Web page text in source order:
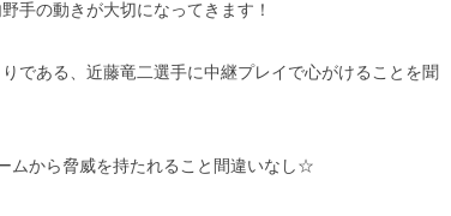
手の動きが大切になってきます！
である、近藤竜二選手に中継プレイで心がけることを聞
ムから脅威を持たれること間違いなし☆